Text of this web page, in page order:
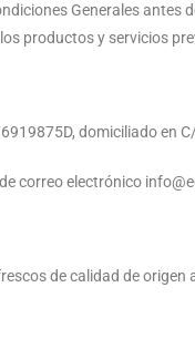
Generales antes
productos y servicios
domiciliado en
correo electrónico
de calidad de